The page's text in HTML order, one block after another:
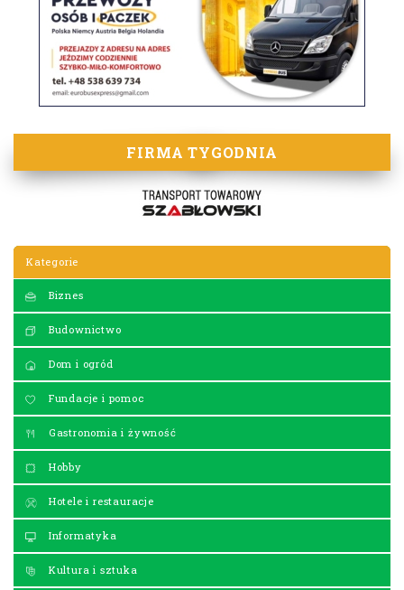
FIRMA TYGODNIA
Kategorie
Biznes
Budownictwo
Dom i ogród
Fundacje i pomoc
Gastronomia i żywność
Hobby
Hotele i restauracje
Informatyka
Kultura i sztuka